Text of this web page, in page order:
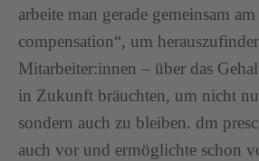
arbeite man gerade gemeinsam
compensation“, um
Mitarbeiter:innen – über das
in Zukunft bräuchten, um nicht
sondern auch zu bleiben. dm
auch vor und ermöglichte schon